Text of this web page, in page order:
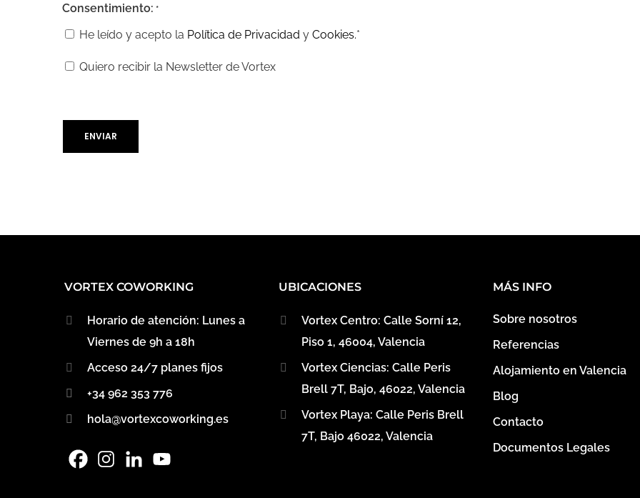
Consentimiento: *
He leído y acepto la Política de Privacidad y Cookies.*
Quiero recibir la Newsletter de Vortex
VORTEX COWORKING
Horario de atención: Lunes a
Viernes de 9h a 18h
Acceso 24/7 planes fijos
+34 962 353 776
hola@vortexcoworking.es
UBICACIONES
Vortex Centro: Calle Sorní 12,
Piso 1, 46004, Valencia
Vortex Ciencias: Calle Peris
Brell 7T, Bajo, 46022, Valencia
Vortex Playa: Calle Peris Brell
7T, Bajo 46022, Valencia
MÁS INFO
Sobre nosotros
Referencias
Alojamiento en Valencia
Blog
Contacto
Documentos Legales